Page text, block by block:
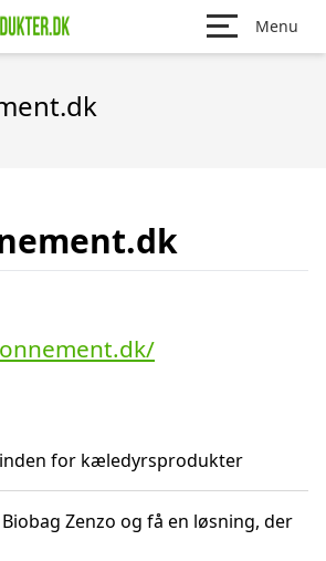
Menu
for kæledyrsprodukter
Zenzo og få en løsning, der